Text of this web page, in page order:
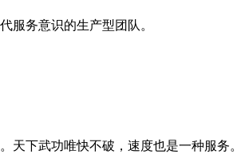
服务意识的生产型团队。
天下武功唯快不破，速度也是一种服务。